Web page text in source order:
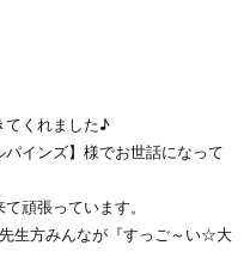
てくれました♪
インズ】様でお世話になって
頑張っています。
生方みんなが『すっご～い☆大